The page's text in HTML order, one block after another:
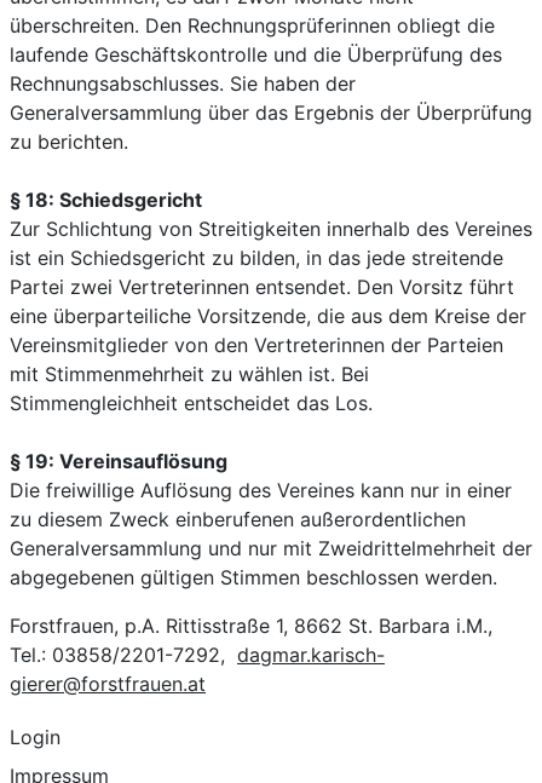
überschreiten. Den Rechnungsprüferinnen obliegt die
laufende Geschäftskontrolle und die Überprüfung des
Rechnungsabschlusses. Sie haben der
Generalversammlung über das Ergebnis der Überprüfung
zu berichten.
§ 18: Schiedsgericht
Zur Schlichtung von Streitigkeiten innerhalb des Vereines
ist ein Schiedsgericht zu bilden, in das jede streitende
Partei zwei Vertreterinnen entsendet. Den Vorsitz führt
eine überparteiliche Vorsitzende, die aus dem Kreise der
Vereinsmitglieder von den Vertreterinnen der Parteien
mit Stimmenmehrheit zu wählen ist. Bei
Stimmengleichheit entscheidet das Los.
§ 19: Vereinsauflösung
Die freiwillige Auflösung des Vereines kann nur in einer
zu diesem Zweck einberufenen außerordentlichen
Generalversammlung und nur mit Zweidrittelmehrheit der
abgegebenen gültigen Stimmen beschlossen werden.
Forstfrauen, p.A. Rittisstraße 1, 8662 St. Barbara i.M.,
Tel.: 03858/2201-7292, dagmar.karisch-
gierer@forstfrauen.at
Login
Impressum